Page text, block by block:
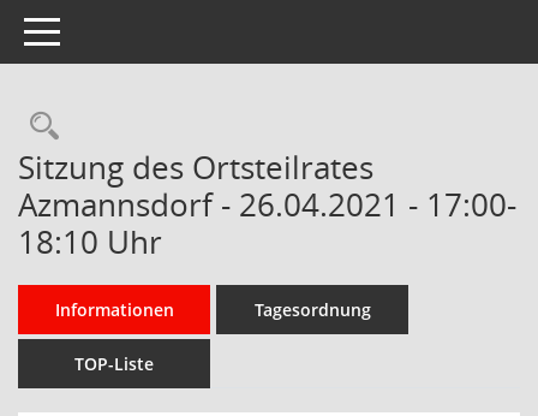
Toggle navigation
Rechercheauswahl
Sitzung des Ortsteilrates
Azmannsdorf - 26.04.2021 - 17:00-
18:10 Uhr
Informationen Tagesordnung
TOP-Liste